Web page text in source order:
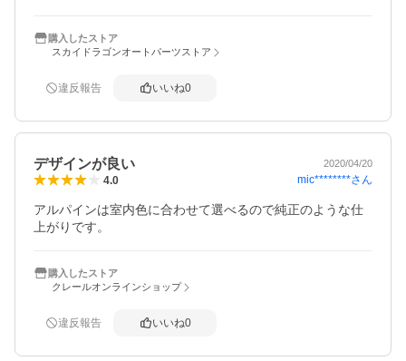
購入したストア
スカイドラゴンオートパーツストア
違反報告 いいね0
デザインが良い 2020/04/20
4.0 mic********さん
アルパインは室内色に合わせて選べるので純正のような仕
上がりです。
購入したストア
クレールオンラインショップ
違反報告 いいね0